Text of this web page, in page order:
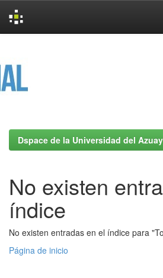
Dspace de la Universidad del Azuay
No existen
índice
No existen entradas en el índice para
Página de inicio